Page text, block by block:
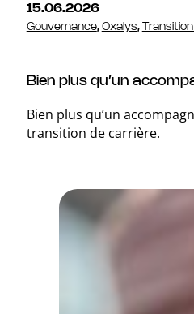
15.06.2026
Gouvernance, Oxalys,
Bien plus qu’un
Bien plus qu’un
transition de carrière.